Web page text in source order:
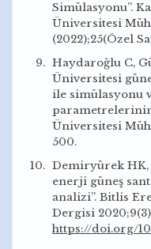
Simülasyonu”.
Üniversitesi
(2022);25(Özel
Haydaroğlu C,
Üniversitesi
ile simülasyonu
Üniversitesi
500.
Demiryürek HK,
enerji güneş
analizi”. Bitlis
Dergisi
https://doi.org/